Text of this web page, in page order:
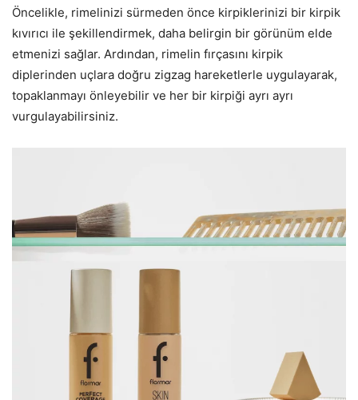
Öncelikle, rimelinizi sürmeden önce kirpiklerinizi bir kirpik
kıvırıcı ile şekillendirmek, daha belirgin bir görünüm elde
etmenizi sağlar. Ardından, rimelin fırçasını kirpik
diplerinden uçlara doğru zigzag hareketlerle uygulayarak,
topaklanmayı önleyebilir ve her bir kirpiği ayrı ayrı
vurgulayabilirsiniz.